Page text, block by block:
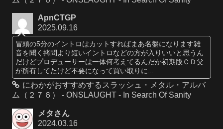
ApnCTGP
2025.09.16
冒頭の5分のイントロはカットすればまあ名盤になります雑
音を聞く拷問より短いイントロなどの方が入りいいと思うん
だけどプロデューサーは一体何考えてるんだか初期版ＣＤ父
が所有してたけど不要になって買い取りに...
にわかがおすすめするスラッシュ・メタル・アルバ
ム（２７６） - ONSLAUGHT - In Search Of Sanity
メタさん
2024.03.16